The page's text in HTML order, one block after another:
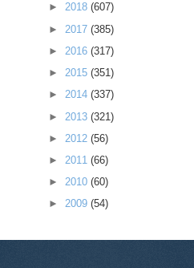
► 2018 (607)
► 2017 (385)
► 2016 (317)
► 2015 (351)
► 2014 (337)
► 2013 (321)
► 2012 (56)
► 2011 (66)
► 2010 (60)
► 2009 (54)